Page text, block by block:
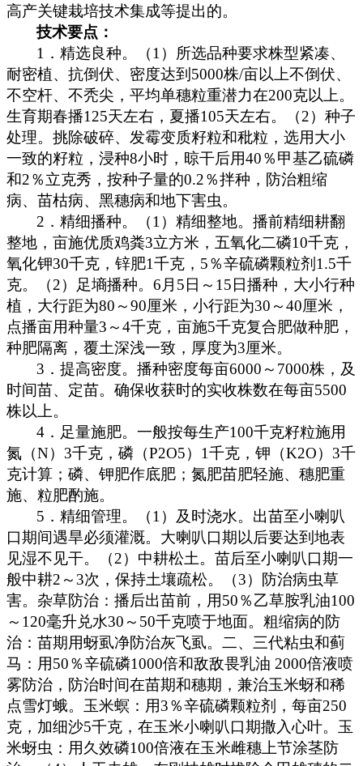
高产关键栽培技术集成等提出的。
技术要点：
1 ．精选良种。（1 ）所选品种要求株型紧凑、
耐密植、抗倒伏、密度达到 5000株/亩以上不倒伏、
不空杆、不秃尖，平均单穗粒重潜力在200克以上。
生育期春播125天左右，夏播105天左右。（2）种子
处理。挑除破碎、发霉变质籽粒和秕粒，选用大小
一致的籽粒，浸种8小时，晾干后用40％甲基乙硫磷
和2％立克秀，按种子量的0.2％拌种，防治粗缩
病、苗枯病、黑穗病和地下害虫。
2 ．精细播种。（1 ）精细整地。播前精细耕翻
整地，亩施优质鸡粪3立方米，五氧化二磷10千克，
氧化钾30千克，锌肥1千克 ， 5％辛硫磷颗粒剂 1.5千
克。（2）足墒播种。 6 月 5 日 ～ 15 日播种，大小行种
植，大行距为80 ～90厘米，小行距为30 ～40厘米，
点播亩用种量3 ～4千克 ，亩施5千克复合肥做种肥，
种肥隔离，覆土深浅一致，厚度为3厘米。
3 ．提高密度。播种密度每亩6000 ～ 7000株，及
时间苗、定苗。确保收获时的实收株数在每亩5500
株以上。
4 ．足量施肥。一般按每生产100千克籽粒施用
氮（N） 3千克 ，磷（P2O5） 1千克 ，钾（K2O） 3千
克计算；磷、钾肥作底肥；氮肥苗肥轻施、穗肥重
施、粒肥酌施。
5 ．精细管理。（1 ）及时浇水。出苗至小喇叭
口期间遇旱必须灌溉。大喇叭口期以后要达到地表
见湿不见干。（2）中耕松土。苗后至小喇叭口期一
般中耕2 ～ 3次，保持土壤疏松。（3）防治病虫草
害。杂草防治：播后出苗前，用50％乙草胺乳油100
～ 120毫升兑水30 ～ 50千克喷于地面。粗缩病的防
治：苗期用蚜虱净防治灰飞虱。二、三代粘虫和蓟
马：用50％辛硫磷1000倍和敌敌畏乳油 2000倍液喷
雾防治，防治时间在苗期和穗期，兼治玉米蚜和稀
点雪灯蛾。玉米螟：用3％辛硫磷颗粒剂，每亩250
克 ，加细沙5千克 ，在玉米小喇叭口期撒入心叶。玉
米蚜虫：用久效磷100倍液在玉米雌穗上节涂茎防